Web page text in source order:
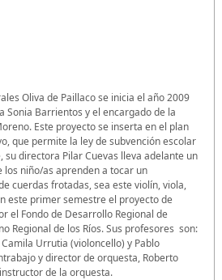
Oliva de Paillaco se inicia el año 2009
Sonia Barrientos y el encargado de la
Este proyecto se inserta en el plan
que permite la ley de subvención escolar
directora Pilar Cuevas lleva adelante un
los niño/as aprenden a tocar un
cuerdas frotadas, sea este violín, viola,
este primer semestre el proyecto de
el Fondo de Desarrollo Regional de
Regional de los Ríos. Sus profesores son:
Urrutia (violoncello) y Pablo
y director de orquesta, Roberto
de la orquesta.